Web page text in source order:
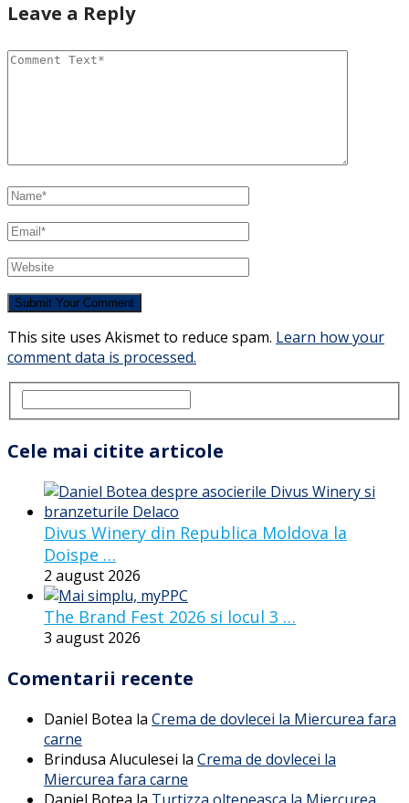
Leave a Reply
This site uses Akismet to reduce spam. Learn how your
comment data is processed.
Cele mai citite articole
Divus Winery din Republica Moldova la
Doispe …
2 august 2026
The Brand Fest 2026 si locul 3 …
3 august 2026
Comentarii recente
Daniel Botea la Crema de dovlecei la Miercurea fara
carne
Brindusa Aluculesei la Crema de dovlecei la
Miercurea fara carne